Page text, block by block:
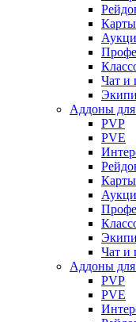
Чат и
Аддоны
PVP
PVE
Чат и
Аддоны
PVP
PVE